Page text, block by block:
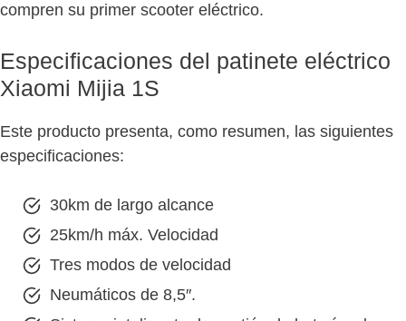
compren su primer scooter eléctrico.
Especificaciones del patinete eléctrico
Xiaomi Mijia 1S
Este producto presenta, como resumen, las siguientes
especificaciones:
30km de largo alcance
25km/h máx. Velocidad
Tres modos de velocidad
Neumáticos de 8,5″.